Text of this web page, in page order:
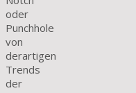
oder
Punchhole
von
derartigen
Trends
der